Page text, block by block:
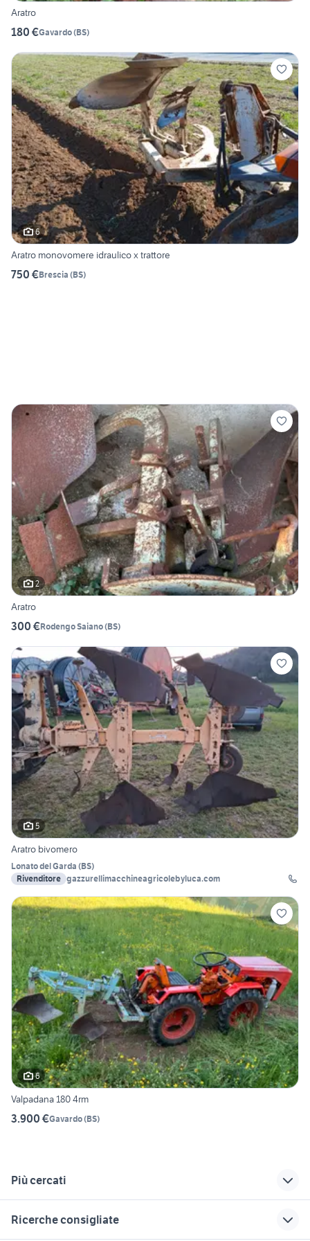
Aratro
180 €Gavardo(BS)
6
Aratro monovomere idraulico x trattore
750 €Brescia (BS)
2
Aratro
300 €Rodengo Saiano(BS)
5
Aratro bivomero
Lonato del Garda (BS)
Rivenditore gazzurellimacchineagricolebyluca.com
6
Valpadana 180 4rm
3.900 €Gavardo(BS)
Più cercati
Ricerche consigliate